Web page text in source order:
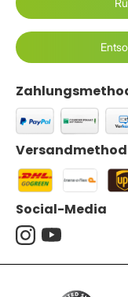
Social-Media